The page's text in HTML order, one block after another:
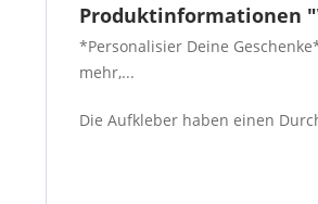
Produktinformationen
*Personalisier Deine
mehr,...
Die Aufkleber haben einen